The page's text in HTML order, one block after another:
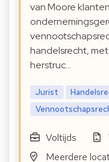
van Moore
handelsrecht,
herstruc…
Jurist
Voltijds
Meerdere